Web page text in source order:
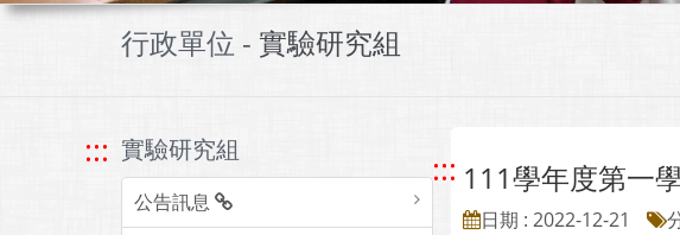
行政單位 - 實驗研究組
::: 實驗研究組
公告訊息
::: 111學年度第一
日期 : 2022-12-21